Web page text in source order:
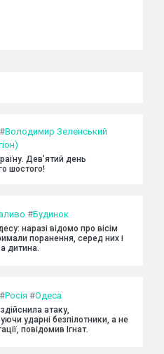
#Володимир Зеленський
Дев’ятий день
шостого!
#Будинок
наразі відомо про вісім
поранення, серед них і
дитина.
#Росія #Одеса
атаку,
ударні безпілотники, а не
повідомив Ігнат.